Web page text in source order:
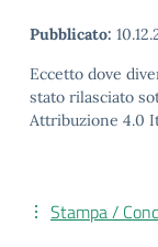
Pubblicato:
Eccetto dove
stato rilasciato
Attribuzione 4.0
Stampa /